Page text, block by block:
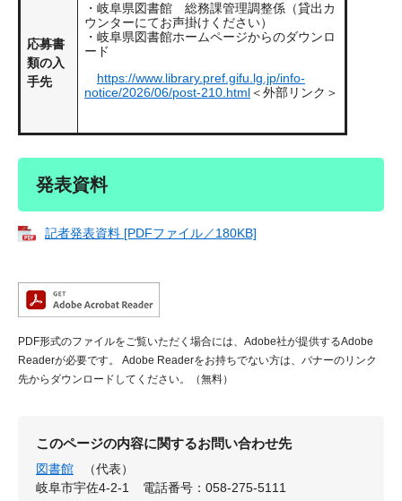
応募書
類の入
手先
・岐阜県図書館 総務課管理調整係（貸出カ
ウンターにてお声掛けください）
・岐阜県図書館ホームページからのダウンロ
ード
https://www.library.pref.gifu.lg.jp/info-
notice/2026/06/post-210.html＜外部リンク＞
発表資料
記者発表資料 [PDFファイル／180KB]
PDF形式のファイルをご覧いただく場合には、Adobe社が提供するAdobe
Readerが必要です。
Adobe Readerをお持ちでない方は、バナーのリンク
先からダウンロードしてください。（無料）
このページの内容に関するお問い合わせ先
図書館
（代表）
岐阜市宇佐4-2-1
電話番号：058-275-5111